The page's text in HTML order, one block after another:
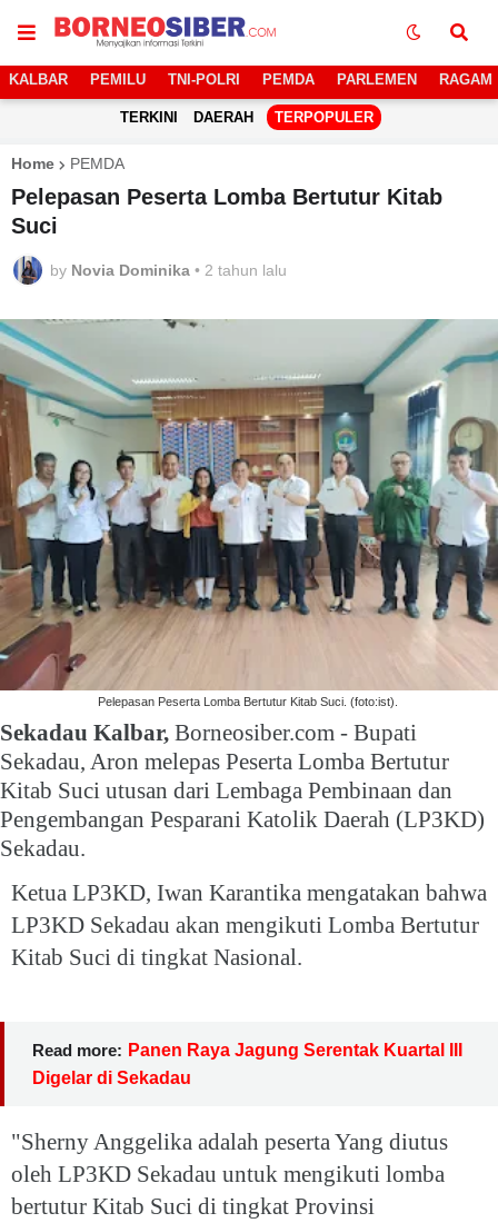
KALBAR PEMILU TNI-POLRI PEMDA PARLEMEN RAGAM
TERKINI DAERAH TERPOPULER
Home PEMDA
Pelepasan Peserta Lomba Bertutur Kitab
Suci
by Novia Dominika • 2 tahun lalu
Pelepasan Peserta Lomba Bertutur Kitab Suci. (foto:ist).
Sekadau Kalbar, Borneosiber.com - Bupati
Sekadau, Aron melepas Peserta Lomba Bertutur
Kitab Suci utusan dari Lembaga Pembinaan dan
Pengembangan Pesparani Katolik Daerah (LP3KD)
Sekadau.
Ketua LP3KD, Iwan Karantika mengatakan bahwa
LP3KD Sekadau akan mengikuti Lomba Bertutur
Kitab Suci di tingkat Nasional.
Read more: Panen Raya Jagung Serentak Kuartal III
Digelar di Sekadau
"Sherny Anggelika adalah peserta Yang diutus
oleh LP3KD Sekadau untuk mengikuti lomba
bertutur Kitab Suci di tingkat Provinsi